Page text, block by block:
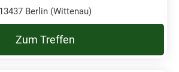
13437 Berlin (Wittenau)
Zum Treffen